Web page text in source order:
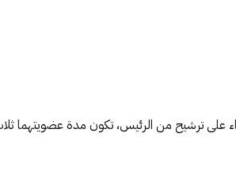
على ترشيح من الرئيس، تكون مدة عضويتهما